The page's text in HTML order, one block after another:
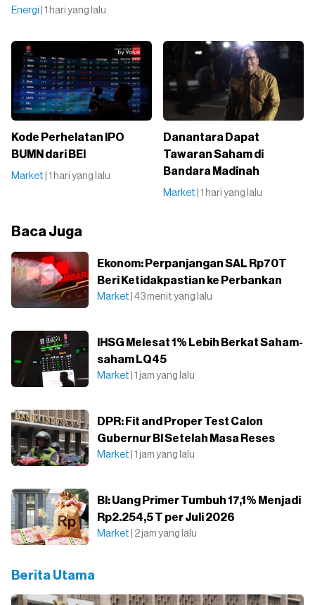
Energi | 1 hari yang lalu
Kode Perhelatan IPO
BUMN dari BEI
Market | 1 hari yang lalu
Danantara Dapat
Tawaran Saham di
Bandara Madinah
Market | 1 hari yang lalu
Baca Juga
Ekonom: Perpanjangan SAL Rp70T
Beri Ketidakpastian ke Perbankan
Market | 43 menit yang lalu
IHSG Melesat 1% Lebih Berkat Saham-
saham LQ45
Market | 1 jam yang lalu
DPR: Fit and Proper Test Calon
Gubernur BI Setelah Masa Reses
Market | 1 jam yang lalu
BI: Uang Primer Tumbuh 17,1% Menjadi
Rp2.254,5 T per Juli 2026
Market | 2 jam yang lalu
Berita Utama